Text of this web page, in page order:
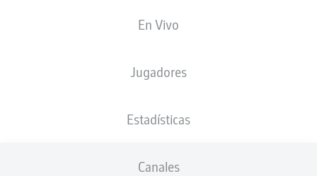
En Vivo
Jugadores
Estadísticas
Canales
Benjamin Brand